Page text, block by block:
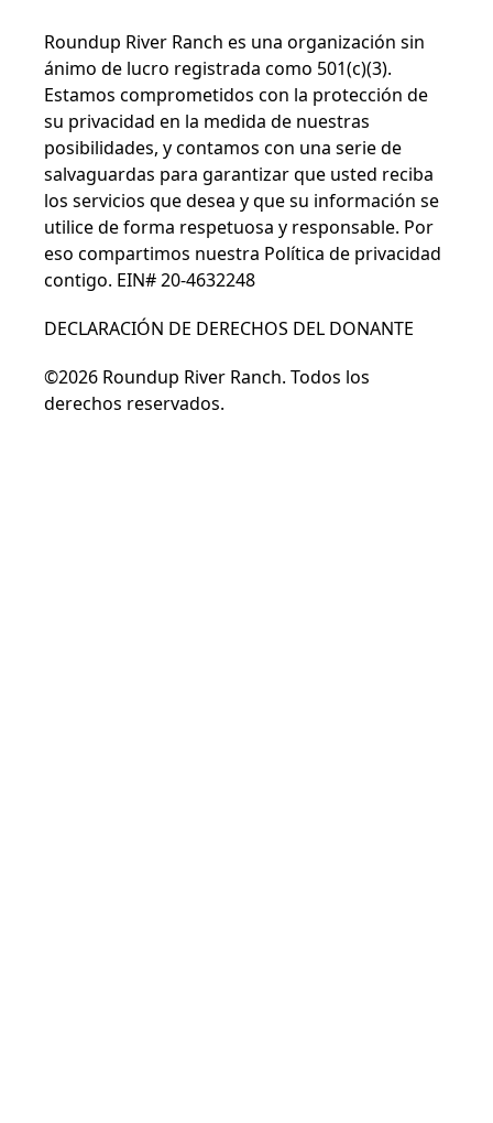
Roundup River Ranch es una organización sin
ánimo de lucro registrada como 501(c)(3).
Estamos comprometidos con la protección de
su privacidad en la medida de nuestras
posibilidades, y contamos con una serie de
salvaguardas para garantizar que usted reciba
los servicios que desea y que su información se
utilice de forma respetuosa y responsable. Por
eso compartimos nuestra Política de privacidad
contigo. EIN# 20-4632248
DECLARACIÓN DE DERECHOS DEL DONANTE
©2026 Roundup River Ranch. Todos los
derechos reservados.